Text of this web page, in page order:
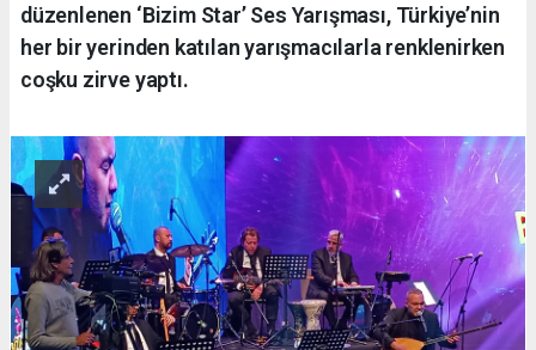
düzenlenen ‘Bizim Star’ Ses Yarışması, Türkiye’nin
her bir yerinden katılan yarışmacılarla renklenirken
coşku zirve yaptı.